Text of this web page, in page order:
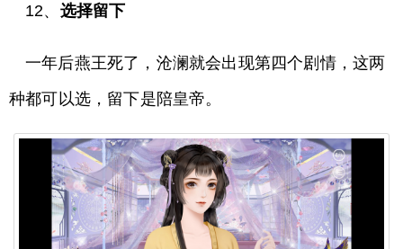
12、 选择留下
一年后燕王死了，沧澜就会出现第四个剧情，这两
种都可以选，留下是陪皇帝。